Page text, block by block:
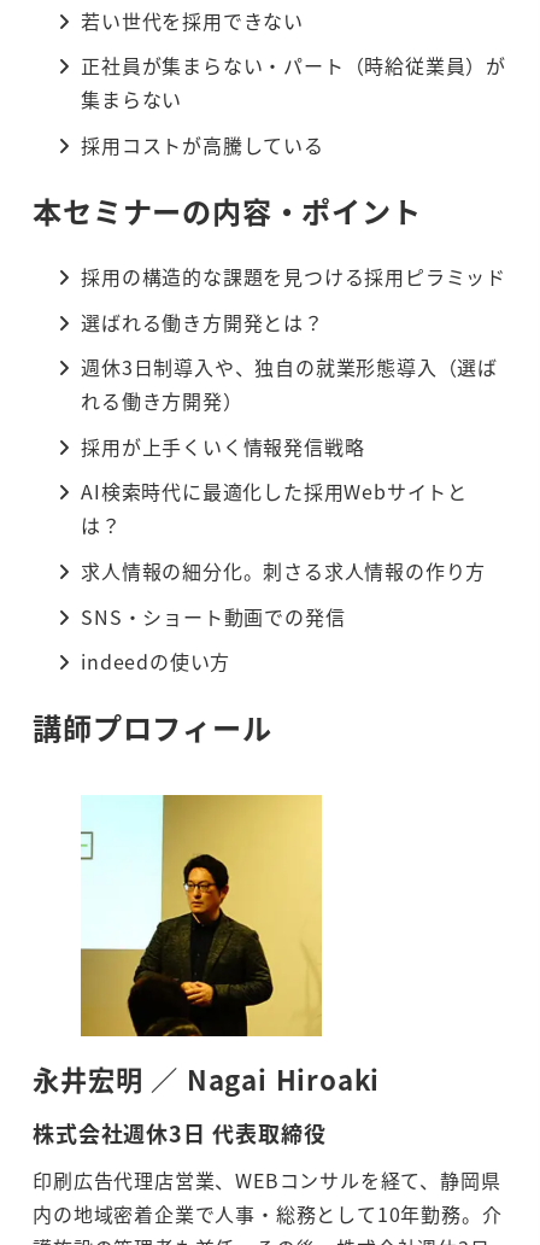
若い世代を採用できない
正社員が集まらない・パート（時給従業員）が
集まらない
採用コストが高騰している
本セミナーの内容・ポイント
採用の構造的な課題を見つける採用ピラミッド
選ばれる働き方開発とは？
週休3日制導入や、独自の就業形態導入（選ば
れる働き方開発）
採用が上手くいく情報発信戦略
AI検索時代に最適化した採用Webサイトと
は？
求人情報の細分化。刺さる求人情報の作り方
SNS・ショート動画での発信
indeedの使い方
講師プロフィール
永井宏明 ／ Nagai Hiroaki
株式会社週休3日 代表取締役
印刷広告代理店営業、WEBコンサルを経て、静岡県
内の地域密着企業で人事・総務として10年勤務。介